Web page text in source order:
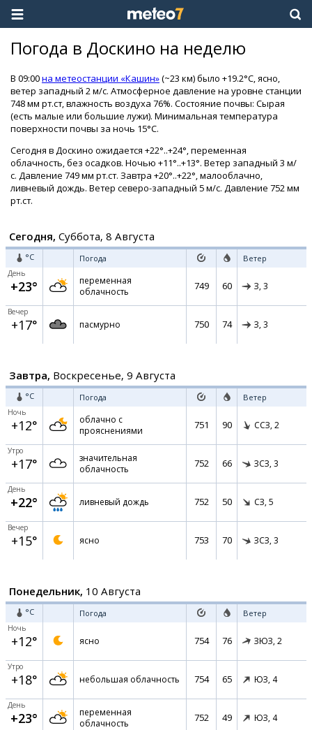
Погода в Доскино на неделю
В 09:00на метеостанции «Кашин»(~23 км) было +19.2°C, ясно,
ветер западный 2 м/с. Атмосферное давление на уровне станции
748 мм рт.ст, влажность воздуха 76%. Состояние почвы: Сырая
(есть малые или большие лужи). Минимальная температура
поверхности почвы за ночь 15°C.
Сегодня в Доскино ожидается +22°..+24°, переменная
облачность, без осадков. Ночью +11°..+13°. Ветер западный 3 м/
с. Давление 749 мм рт.ст. Завтра +20°..+22°, малооблачно,
ливневый дождь. Ветер северо-западный 5 м/с. Давление 752 мм
рт.ст.
Сегодня, Суббота, 8 Августа
°C Погода Ветер
День
+23°
переменная
облачность
749 60 З, 3
Вечер
+17° пасмурно 750 74 З, 3
Завтра, Воскресенье, 9 Августа
°C Погода Ветер
Ночь
+12°
облачно с
прояснениями
751 90 ССЗ, 2
Утро
+17°
значительная
облачность
752 66 ЗСЗ, 3
День
+22° ливневый дождь 752 50 СЗ, 5
Вечер
+15° ясно 753 70 ЗСЗ, 3
Понедельник, 10 Августа
°C Погода Ветер
Ночь
+12° ясно 754 76 ЗЮЗ, 2
Утро
+18° небольшая облачность 754 65 ЮЗ, 4
День
+23°
переменная
облачность
752 49 ЮЗ, 4